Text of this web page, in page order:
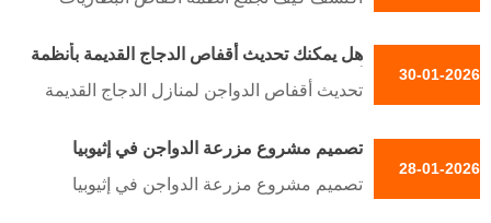
النفايات وأتمتة إنترنت الأشياء لتعزيز صحة
الدواجن وكفاءتها واستدامتها.
30-01-2026
هل يمكنك تحديث أقفاص الدجاج القديمة بأنظمة
أقفاص حديثة؟ (دليل التكلفة، الوقت والتوافق)
تحديث أقفاص الدواجن لمنازل الدجاج القديمة
48٪، وزيادة إنتاج البيض 27٪، وتنفيذ في 6
أسابيع فقط — احصل على تقرير الجدوى
28-01-2026
تصميم مشروع مزرعة الدواجن في إثيوبيا
تصميم مشروع مزرعة الدواجن في إثيوبيا